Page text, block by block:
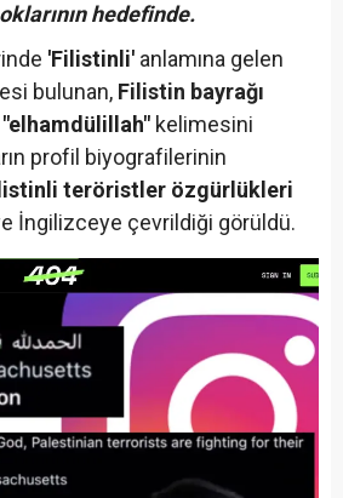
hedefinde.
'Filistinli' anlamına gelen
bulunan, Filistin bayrağı
"elhamdülillah" kelimesini
profil biyografilerinin
teröristler özgürlükleri
İngilizceye çevrildiği görüldü.